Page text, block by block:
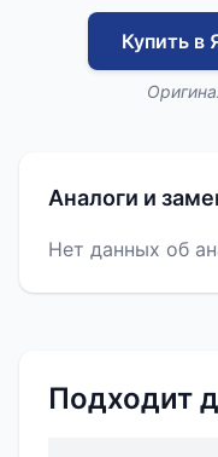
Купить в
Аналоги и
Нет данных об
Подходит